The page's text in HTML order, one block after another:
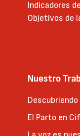
Indicadores
Objetivos de
Nuestro
El Parto en